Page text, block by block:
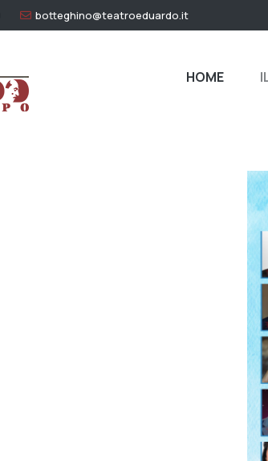
botteghino@teatroeduardo.it
HOME